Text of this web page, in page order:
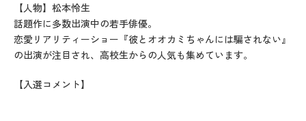
【人物】松本怜生
話題作に多数出演中の若手俳優。
恋愛リアリティーショー『彼とオオカミちゃんには騙されない』
の出演が注目され、高校生からの人気も集めています。
【入選コメント】